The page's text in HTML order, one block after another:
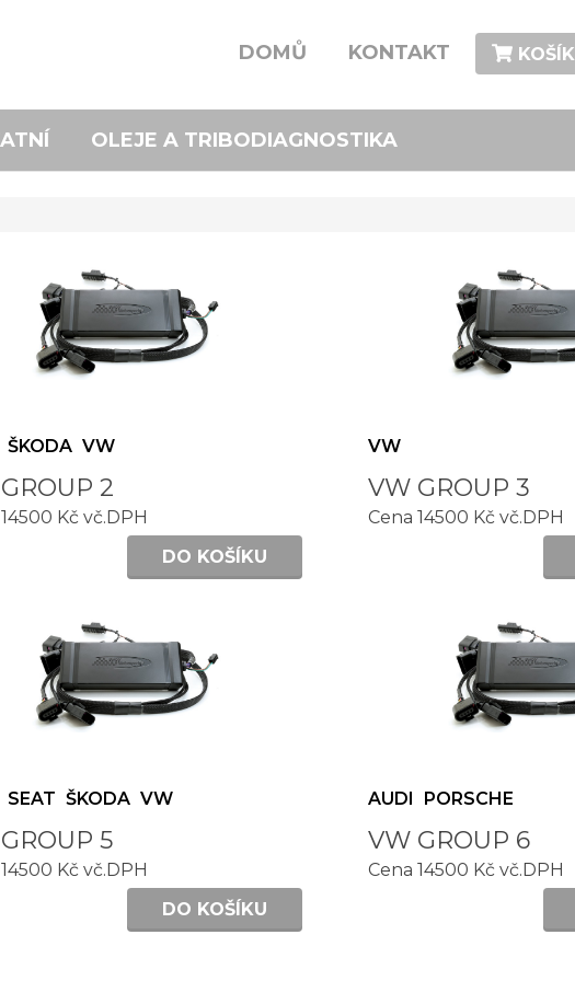
DOMŮ KONTAKT KOŠÍK
OLEJE A TRIBODIAGNOSTIKA
ŠKODA VW
2
Kč vč.DPH
DO KOŠÍKU
VW
VW GROUP 3
Cena 14500 Kč vč.DPH
SEAT ŠKODA VW
5
Kč vč.DPH
DO KOŠÍKU
AUDI PORSCHE
VW GROUP 6
Cena 14500 Kč vč.DPH